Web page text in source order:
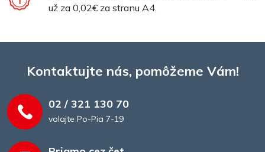
už za 0,02€ za stranu A4.
Kontaktujte nás, pomôžeme Vám!
02 / 321 130 70
volajte Po-Pia 7-19